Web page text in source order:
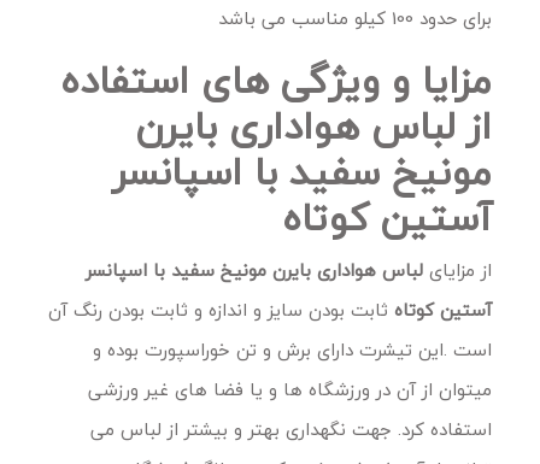
برای حدود 100 کیلو مناسب می باشد
مزایا و ویژگی های استفاده
از لباس هواداری بایرن
مونیخ سفید با اسپانسر
آستین کوتاه
از مزایایلباس هواداری بایرن مونیخ سفید با اسپانسر
آستین کوتاه ثابت بودن سایز و اندازه و ثابت بودن رنگ آن
است .این تیشرت دارای برش و تن خوراسپورت بوده و
میتوان از آن در ورزشگاه ها و یا فضا های غیر ورزشی
استفاده کرد. جهت نگهداری بهتر و بیشتر از لباس می